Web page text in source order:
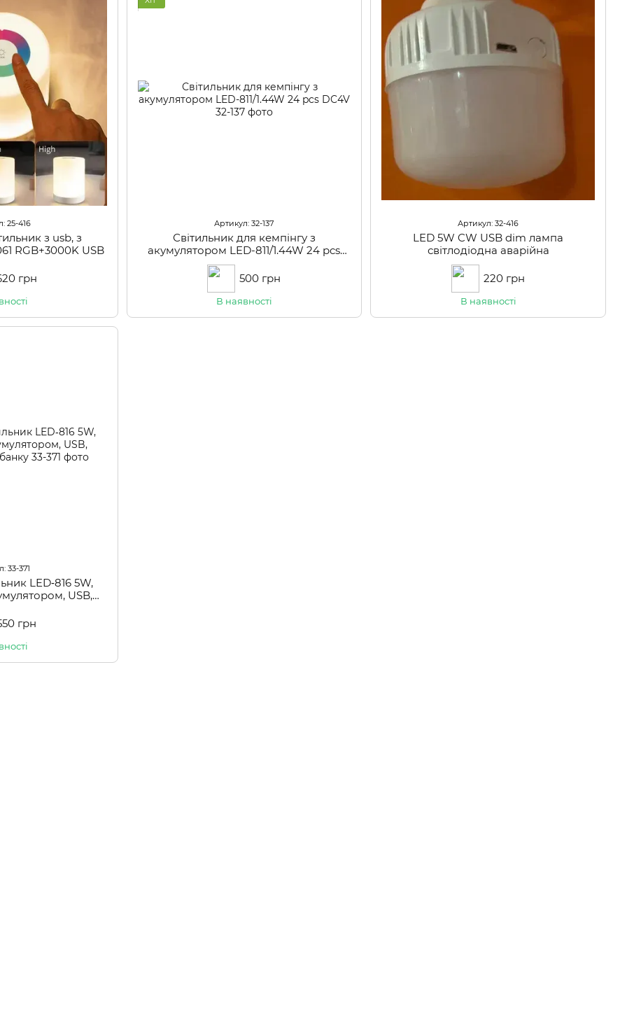
25-416
з usb, з
RGB+3000K USB
грн
Артикул: 32-137
Світильник для кемпінгу з
акумулятором LED-811/1.44W 24 pcs
DC4V
500 грн
В наявності
Артикул: 32-416
LED 5W CW USB dim лампа
світлодіодна аварійна
220 грн
В наявності
33-371
LED‑816 5W,
USB,
грн